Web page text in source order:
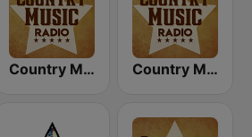
Country Music Radio - Classic Country Country Music Radio - Today's Country